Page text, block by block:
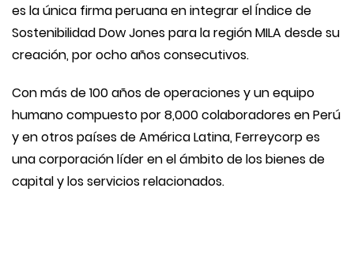
es la única firma peruana en integrar el Índice de
Sostenibilidad Dow Jones para la región MILA desde su
creación, por ocho años consecutivos.
Con más de 100 años de operaciones y un equipo
humano compuesto por 8,000 colaboradores en Perú
y en otros países de América Latina, Ferreycorp es
una corporación líder en el ámbito de los bienes de
capital y los servicios relacionados.